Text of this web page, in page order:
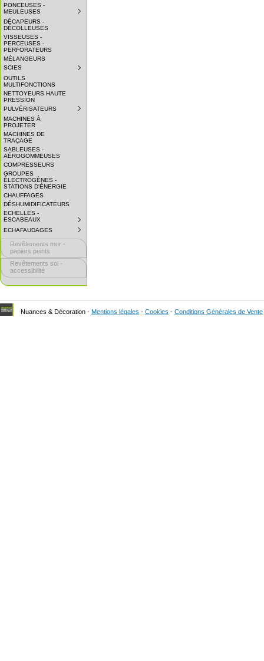
PONCEUSES -
MEULEUSES
DÉCAPEURS -
DÉCOLLEUSES
VISSEUSES -
PERCEUSES -
PERFORATEURS
MÉLANGEURS
SCIES
OUTILS
MULTIFONCTIONS
NETTOYEURS HAUTE
PRESSION
PULVÉRISATEURS
MACHINES À
PROJETER
MACHINES DE
TRAÇAGE
SABLEUSES -
AÉROGOMMEUSES
COMPRESSEURS
GROUPES
ÉLECTROGÈNES -
STATIONS D'ÉNERGIE
CHAUFFAGES
DÉSHUMIDIFICATEURS
ECHELLES -
ESCABEAUX
COLLAPSED.
CLICK
TO
EXPAND
ECHAFAUDAGES
COLLAPSED.
CLICK
EXPAND
SUBMENU.
Revêtements mur -
papiers peints
Revêtements sol -
accessibilité
Nuances & Décoration - Mentions légales - Cookies - Conditions Générales de Vente